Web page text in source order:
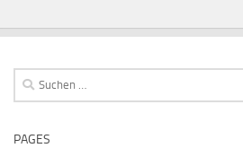
Suchen
nach:
PAGES